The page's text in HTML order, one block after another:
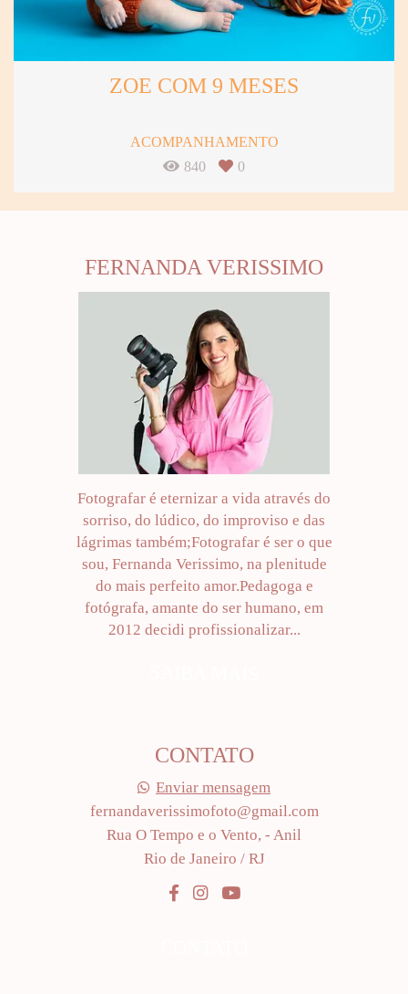
ZOE COM 9 MESES
ACOMPANHAMENTO
840
0
FERNANDA VERISSIMO
Fotografar é eternizar a vida através do
sorriso, do lúdico, do improviso e das
lágrimas também;Fotografar é ser o que
sou, Fernanda Verissimo, na plenitude
do mais perfeito amor.Pedagoga e
fotógrafa, amante do ser humano, em
2012 decidi profissionalizar...
CONTATO
Enviar mensagem
fernandaverissimofoto@gmail.com
Rua O Tempo e o Vento, - Anil
Rio de Janeiro / RJ